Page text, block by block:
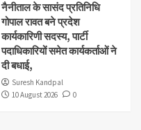
नैनीताल के सासंद प्रतिनिधि
गोपाल रावत बने प्रदेश
कार्यकारिणी सदस्य, पार्टी
पदाधिकारियों समेत कार्यकर्ताओं ने
दी बधाई,
Suresh Kandpal
10 August 2026
0